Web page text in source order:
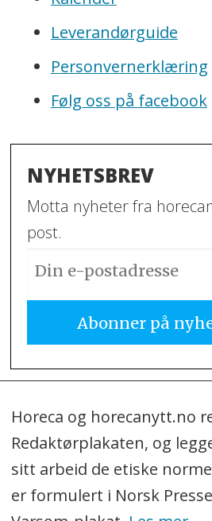
Leverandørguide
Personvernerklæring
Følg oss på facebook
NYHETSBREV
Motta nyheter fra
post.
Horeca og horecanytt.no
Redaktørplakaten, og
sitt arbeid de etiske
er formulert i Norsk